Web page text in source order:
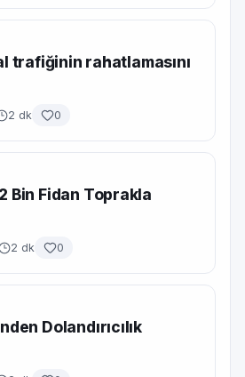
trafiğinin rahatlamasını
2 dk 0
Bin Fidan Toprakla
2 dk 0
Dolandırıcılık